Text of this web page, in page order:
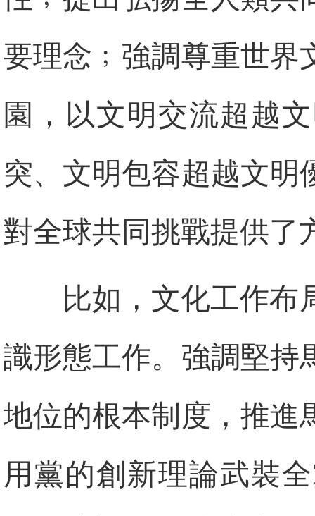
要理念﹔強調尊重世界
園，以文明交流超越
突、文明包容超越文明
對全球共同挑戰提供了
比如，文化工作布
識形態工作。強調堅持
地位的根本制度，推進
用黨的創新理論武裝